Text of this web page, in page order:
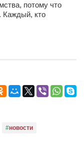
потому что
Каждый, кто
новости